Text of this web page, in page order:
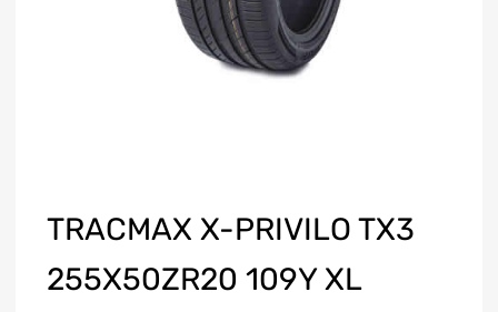
TRACMAX X-PRIVILO TX3
255X50ZR20 109Y XL